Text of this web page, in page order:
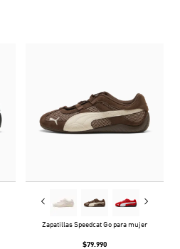
Zapatillas Speedcat Go para mujer
$79.990